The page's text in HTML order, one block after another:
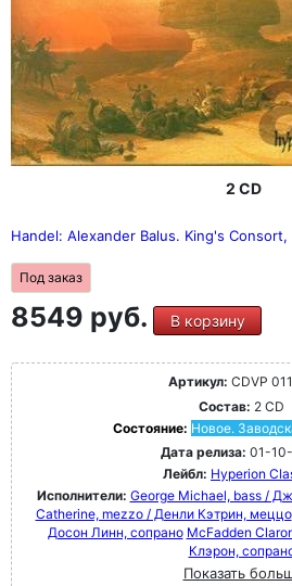
2 CD
Handel: Alexander Balus. King's Consort,
Под заказ
8549 руб. В корзину
Артикул: CDVP
Состав: 2 CD
Состояние: Новое.
Дата релиза: 01-
Лейбл: Hyperion
Исполнители: George Michael, bass /
Catherine, mezzo / Денли Кэтрин, меццо
Досон Линн, сопрано McFadden
Клэрон,
Показать